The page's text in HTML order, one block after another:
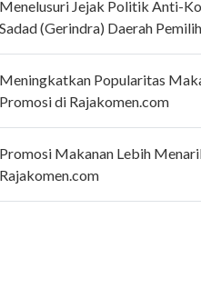
Jejak Politik Anti-
(Gerindra) Daerah
Popularitas
di Rajakomen.com
Makanan Lebih